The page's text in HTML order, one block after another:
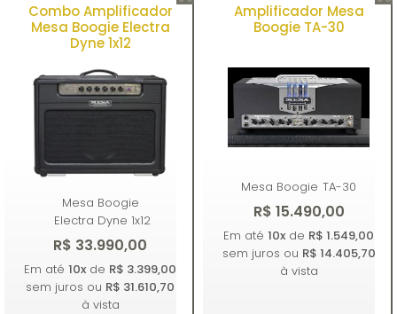
Comprar Comprar
Combo Amplificador
Mesa Boogie Electra
Dyne 1x12
Mesa Boogie
Electra Dyne 1x12
R$ 33.990,00
Em até 10x de R$ 3.399,00
sem juros ou R$ 31.610,70
à vista
Amplificador Mesa
Boogie TA-30
Mesa Boogie TA-30
R$ 15.490,00
Em até 10x de R$ 1.549,00
sem juros ou R$ 14.405,70
à vista